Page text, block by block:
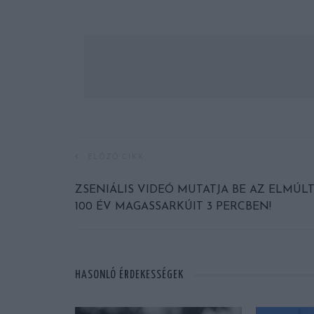
ZSENIÁLIS VIDEÓ MUTATJA BE AZ ELMÚLT
100 ÉV MAGASSARKÚIT 3 PERCBEN!
HASONLÓ ÉRDEKESSÉGEK